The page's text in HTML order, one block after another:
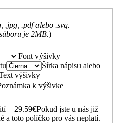
.jpg, .pdf alebo .svg.
je 2MB.)
Font výšivky
Šírka nápisu alebo
výšivky
k výšivke
+ 29.59€Pokud jste u nás již
a toto políčko pro vás neplatí.